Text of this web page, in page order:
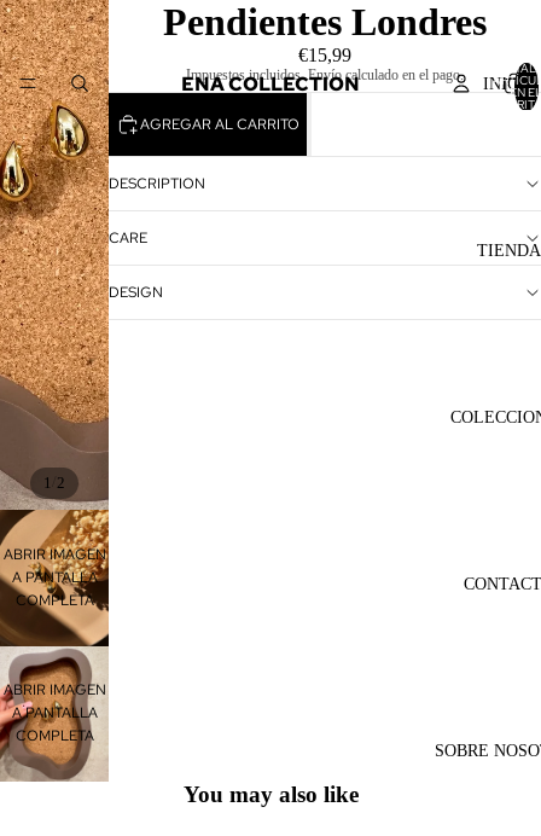
INICIO
TIENDA
SOBRE
ENA COLLECTION
TOTAL
EN EL
1 2
ABRIR IMAGEN
A PANTALLA
COMPLETA
ABRIR IMAGEN
A PANTALLA
COMPLETA
Pendientes Londres
€15,99
Impuestos incluidos. Envío calculado en el pago.
AGREGAR AL CARRITO
DESCRIPTION
CARE
DESIGN
You may also like